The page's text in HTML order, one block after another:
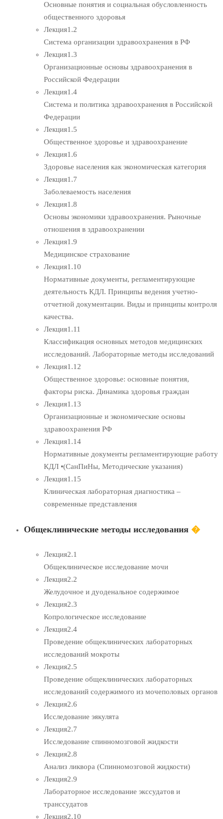
Основные понятия и социальная обусловленность
общественного здоровья
Лекция1.2
Система организации здравоохранения в РФ
Лекция1.3
Организационные основы здравоохранения в
Российской Федерации
Лекция1.4
Система и политика здравоохранения в Российской
Федерации
Лекция1.5
Общественное здоровье и здравоохранение
Лекция1.6
Здоровье населения как экономическая категория
Лекция1.7
Заболеваемость населения
Лекция1.8
Основы экономики здравоохранения. Рыночные
отношения в здравоохранении
Лекция1.9
Медицинское страхование
Лекция1.10
Нормативные документы, регламентирующие
деятельность КДЛ. Принципы ведения учетно-
отчетной документации. Виды и принципы контроля
качества.
Лекция1.11
Классификация основных методов медицинских
исследований. Лабораторные методы исследований
Лекция1.12
Общественное здоровье: основные понятия,
факторы риска. Динамика здоровья граждан
Лекция1.13
Организационные и экономические основы
здравоохранения РФ
Лекция1.14
Нормативные документы регламентирующие работу
КДЛ •(СанПиНы, Методические указания)
Лекция1.15
Клиническая лабораторная диагностика –
современные представления
Общеклинические методы исследования �
Лекция2.1
Общеклиническое исследование мочи
Лекция2.2
Желудочное и дуоденальное содержимое
Лекция2.3
Копрологическое исследование
Лекция2.4
Проведение общеклинических лабораторных
исследований мокроты
Лекция2.5
Проведение общеклинических лабораторных
исследований содержимого из мочеполовых органов
Лекция2.6
Исследование эякулята
Лекция2.7
Исследование спинномозговой жидкости
Лекция2.8
Анализ ликвора (Спинномозговой жидкости)
Лекция2.9
Лабораторное исследование экссудатов и
транссудатов
Лекция2.10